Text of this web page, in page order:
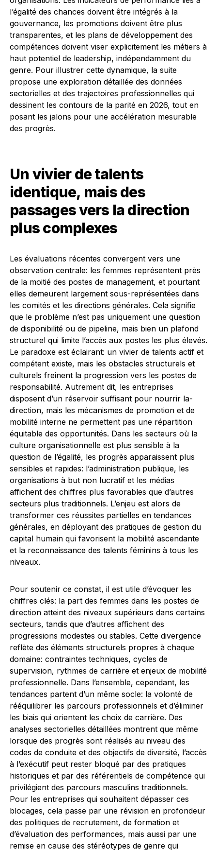
l’égalité des chances doivent être intégrés à la
gouvernance, les promotions doivent être plus
transparentes, et les plans de développement des
compétences doivent viser explicitement les métiers à
haut potentiel de leadership, indépendamment du
genre. Pour illustrer cette dynamique, la suite
propose une exploration détaillée des données
sectorielles et des trajectoires professionnelles qui
dessinent les contours de la parité en 2026, tout en
posant les jalons pour une accélération mesurable
des progrès.
Un vivier de talents
identique, mais des
passages vers la direction
plus complexes
Les évaluations récentes convergent vers une
observation centrale: les femmes représentent près
de la moitié des postes de management, et pourtant
elles demeurent largement sous-représentées dans
les comités et les directions générales. Cela signifie
que le problème n’est pas uniquement une question
de disponibilité ou de pipeline, mais bien un plafond
structurel qui limite l’accès aux postes les plus élevés.
Le paradoxe est éclairant: un vivier de talents actif et
compétent existe, mais les obstacles structurels et
culturels freinent la progression vers les postes de
responsabilité. Autrement dit, les entreprises
disposent d’un réservoir suffisant pour nourrir la-
direction, mais les mécanismes de promotion et de
mobilité interne ne permettent pas une répartition
équitable des opportunités. Dans les secteurs où la
culture organisationnelle est plus sensible à la
question de l’égalité, les progrès apparaissent plus
sensibles et rapides: l’administration publique, les
organisations à but non lucratif et les médias
affichent des chiffres plus favorables que d’autres
secteurs plus traditionnels. L’enjeu est alors de
transformer ces réussites partielles en tendances
générales, en déployant des pratiques de gestion du
capital humain qui favorisent la mobilité ascendante
et la reconnaissance des talents féminins à tous les
niveaux.
Pour soutenir ce constat, il est utile d’évoquer les
chiffres clés: la part des femmes dans les postes de
direction atteint des niveaux supérieurs dans certains
secteurs, tandis que d’autres affichent des
progressions modestes ou stables. Cette divergence
reflète des éléments structurels propres à chaque
domaine: contraintes techniques, cycles de
supervision, rythmes de carrière et enjeux de mobilité
professionnelle. Dans l’ensemble, cependant, les
tendances partent d’un même socle: la volonté de
rééquilibrer les parcours professionnels et d’éliminer
les biais qui orientent les choix de carrière. Des
analyses sectorielles détaillées montrent que même
lorsque des progrès sont réalisés au niveau des
codes de conduite et des objectifs de diversité, l’accès
à l’exécutif peut rester bloqué par des pratiques
historiques et par des référentiels de compétence qui
privilégient des parcours masculins traditionnels.
Pour les entreprises qui souhaitent dépasser ces
blocages, cela passe par une révision en profondeur
des politiques de recrutement, de formation et
d’évaluation des performances, mais aussi par une
remise en cause des stéréotypes de genre qui